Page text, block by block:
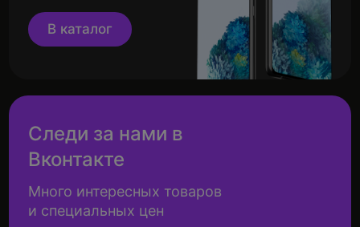
В каталог
Следи за нами в
Вконтакте
Много интересных товаров
и специальных цен